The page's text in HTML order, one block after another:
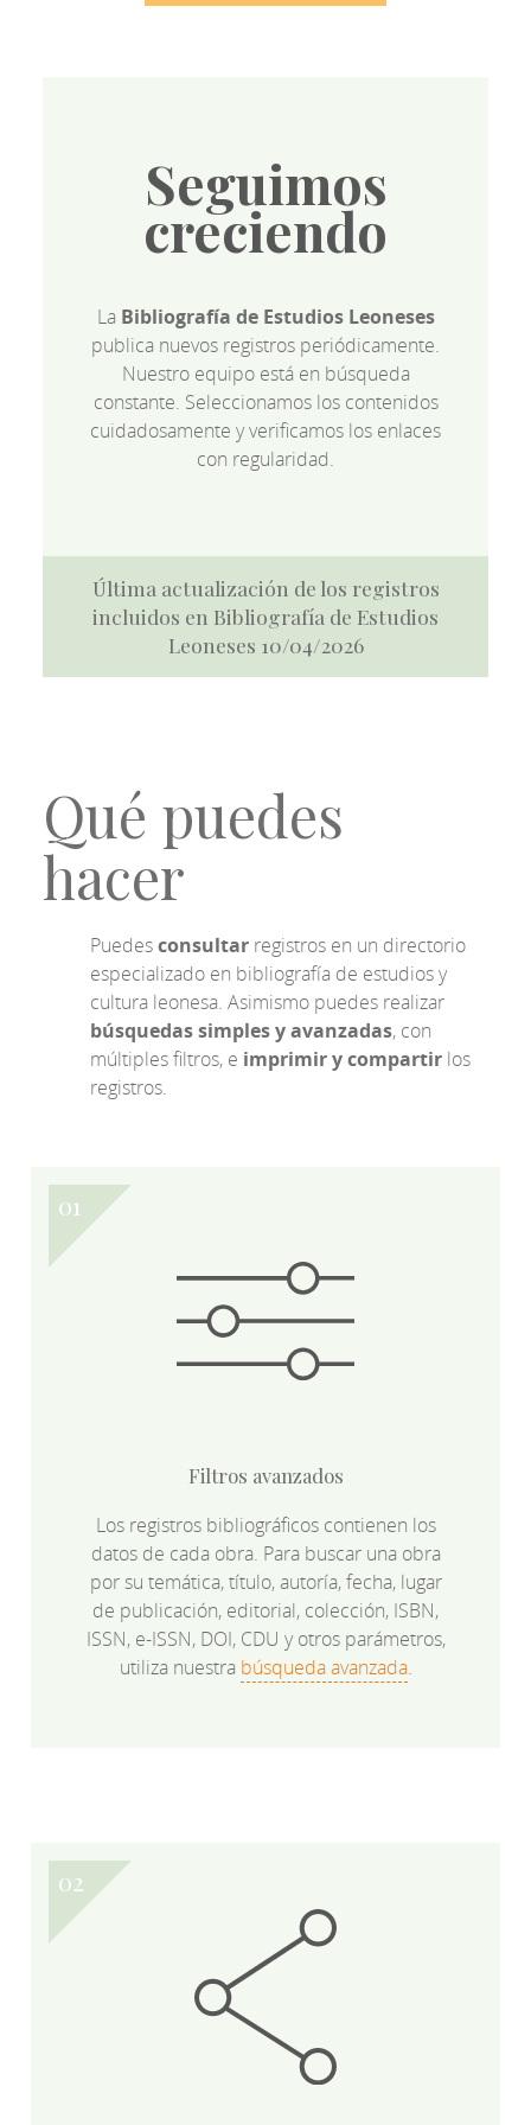
Seguimos
creciendo
La Bibliografía de Estudios Leoneses
publica nuevos registros periódicamente.
Nuestro equipo está en búsqueda
constante. Seleccionamos los contenidos
cuidadosamente y verificamos los enlaces
con regularidad.
Última actualización de los registros
incluidos en Bibliografía de Estudios
Leoneses 10/04/2026
Qué puedes
hacer
Puedesconsultar registros en un directorio
especializado en bibliografía de estudios y
cultura leonesa. Asimismo puedes realizar
búsquedas simples y avanzadas, con
múltiples filtros, e imprimir y compartir los
registros.
Filtros avanzados
Los registros bibliográficos contienen los
datos de cada obra. Para buscar una obra
por su temática, título, autoría, fecha, lugar
de publicación, editorial, colección, ISBN,
ISSN, e-ISSN, DOI, CDU y otros parámetros,
utiliza nuestra búsqueda avanzada.